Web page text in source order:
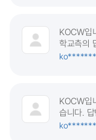
KOCW입
학교측의
KOCW입
습니다.